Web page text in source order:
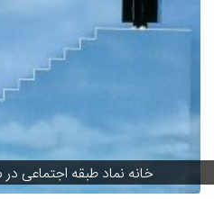
خانه نماد طبقه اجتماعی در